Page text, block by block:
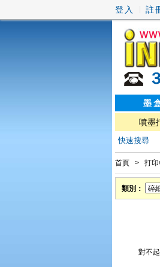
登入 註
墨
噴墨
快速搜尋
首頁 > 打
類別：
對不